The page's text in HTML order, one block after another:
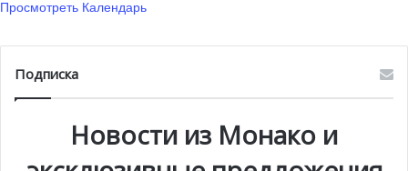
Просмотреть Календарь
Подписка
Новости из Монако и